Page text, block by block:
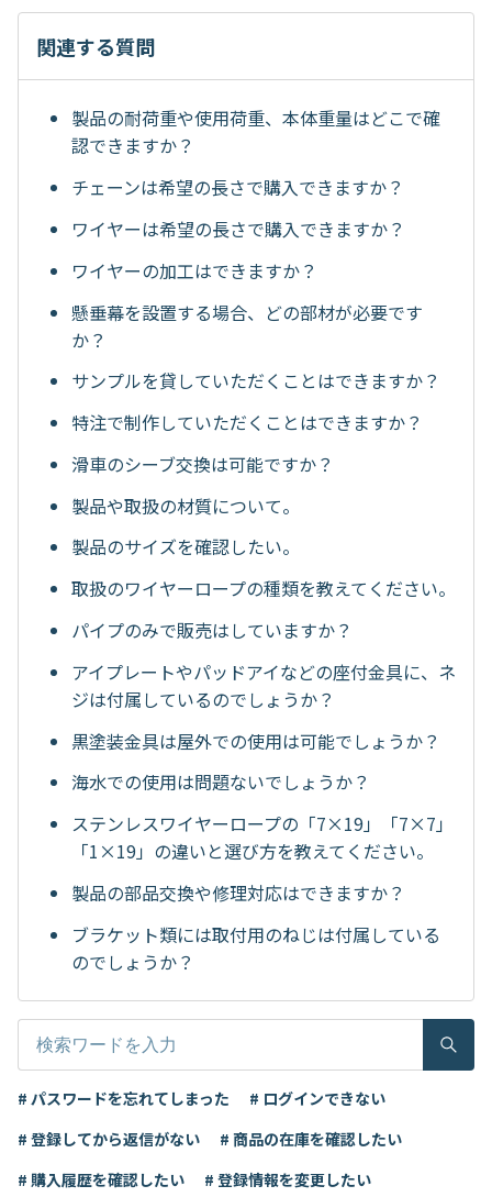
関連する質問
製品の耐荷重や使用荷重、本体重量はどこで確
認できますか？
チェーンは希望の長さで購入できますか？
ワイヤーは希望の長さで購入できますか？
ワイヤーの加工はできますか？
懸垂幕を設置する場合、どの部材が必要です
か？
サンプルを貸していただくことはできますか？
特注で制作していただくことはできますか？
滑車のシーブ交換は可能ですか？
製品や取扱の材質について。
製品のサイズを確認したい。
取扱のワイヤーロープの種類を教えてください。
パイプのみで販売はしていますか？
アイプレートやパッドアイなどの座付金具に、ネ
ジは付属しているのでしょうか？
黒塗装金具は屋外での使用は可能でしょうか？
海水での使用は問題ないでしょうか？
ステンレスワイヤーロープの「7×19」「7×7」
「1×19」の違いと選び方を教えてください。
製品の部品交換や修理対応はできますか？
ブラケット類には取付用のねじは付属している
のでしょうか？
# パスワードを忘れてしまった
# ログインできない
# 登録してから返信がない
# 商品の在庫を確認したい
# 購入履歴を確認したい
# 登録情報を変更したい